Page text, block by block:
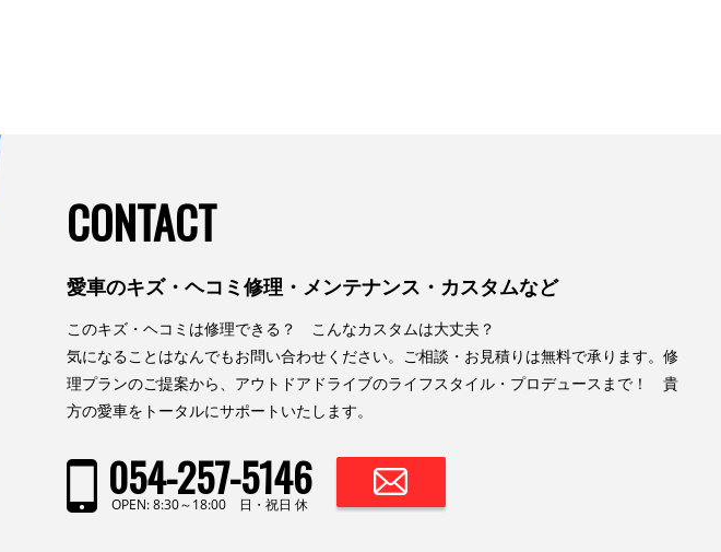
CONTACT
愛車のキズ・ヘコミ修理・メンテナンス・カスタムなど
このキズ・ヘコミは修理できる？ こんなカスタムは大丈夫？
気になることはなんでもお問い合わせください。ご相談・お見積りは無料で承ります。修
理プランのご提案から、アウトドアドライブのライフスタイル・プロデュースまで！ 貴
方の愛車をトータルにサポートいたします。
054-257-5146
OPEN: 8:30～18:00 日・祝日 休